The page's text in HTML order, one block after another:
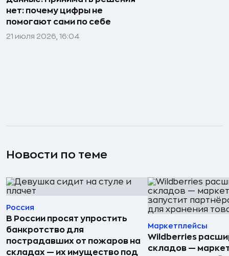
нет: почему цифры не
помогают сами по себе
21 июля 2026, 16:04
Новости по теме
Россия
В России просят упростить
банкротство для
пострадавших от пожаров на
складах — их имущество под
Маркетплейсы
Wildberries
складов —